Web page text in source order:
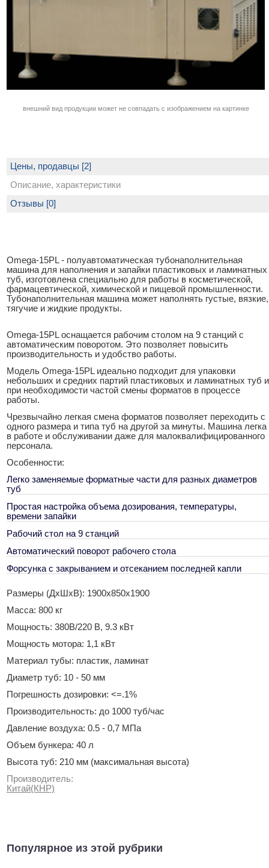
внешний вид продукции может не совпадать с изображением на картинке
Цены, продавцы [2]
Описание, характеристики
Omega-15PL - полуавтоматическая тубонаполнительная
машина для наполнения и запайки пластиковых и ламинатных
туб, изготовлена специально для работы в косметической,
фармацевтической, химической и пищевой промышленности.
Тубонаполнительная машина может наполнять густые, вязкие,
тягучие и жидкие продукты.
Omega-15PL оснащается рабочим столом на 9 станций с
автоматическим поворотом. Это позволяет повысить
производительность и удобство работы.
Модель Omega-15PL идеально подходит для упаковки
небольших и средних партий пластиковых и ламинатных туб и
при необходимости частой смены форматов в процессе
работы.
Чрезвычайно легкая смена форматов позволяет переходить с
одного размера и типа туб на другой за минуты. Машина легка
в работе и обслуживании даже для малоквалифицированного
персонала.
Особенности:
Легко заменяемые форматные части для разных диаметров
туб
Простая настройка объема дозирования, температуры,
времени запайки
Рабочий стол на 9 станций
Автоматический поворот рабочего стола
Форсунка с закрыванием и отсеканием последней капли
Размеры (ДхШхВ): 1900х850х1900
Масса: 800 кг
Мощность: 380В/220 В, 9.3 кВт
Мощность мотора: 1,1 кВт
Материал тубы: пластик, ламинат
Диаметр туб: 10 - 50 мм
Погрешность дозировки: <=.1%
Производительность: до 1000 туб/час
Давление воздуха: 0.5 - 0,7 МПа
Объем бункера: 40 л
Высота туб: 210 мм (максимальная высота)
Производитель:
Китай(КНР)
Отзывы [0]
Популярное из этой рубрики